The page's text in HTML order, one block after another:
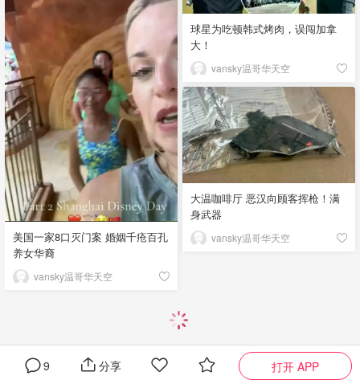
球星为吃顿韩式烤肉，误闯加拿
大！
vansky温哥华天空
美国一家8口灭门案 婚姻千疮百孔
养女华裔
vansky温哥华天空
大温咖啡厅 恶汉向顾客挥枪！满
身武器
vansky温哥华天空
9 分享 打开 APP